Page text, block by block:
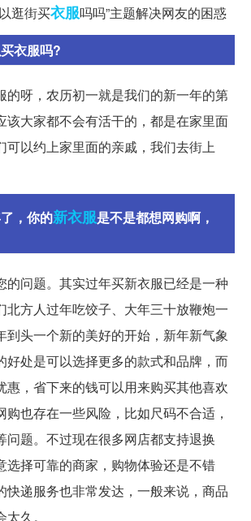
逛街买衣服吗吗”主题解决网友的困惑
衣服吗?
的呀，农历初一就是我们的新一年的第
该大家都不会有活干的，都是在家里面
可以约上家里面的亲戚，我们去街上
，你的新衣服是不是都想网购啊，
的问题。其实过年买新衣服已经是一种
北方人过年吃饺子、大年三十放鞭炮一
到头一个新的美好的开始，新年新气象
好处是可以选择更多的款式和品牌，而
惠，省下来的钱可以用来购买其他喜欢
购也存在一些风险，比如尺码不合适，
问题。不过现在很多网店都支持退换
选择可靠的商家，购物体验还是不错
快递服务也非常发达，一般来说，商品
久。